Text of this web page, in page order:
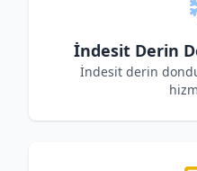
İndesit Derin
İndesit derin